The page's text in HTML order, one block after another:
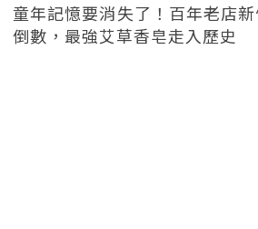
童年記憶要消失了！百年老店
倒數，最強艾草香皂走入歷史